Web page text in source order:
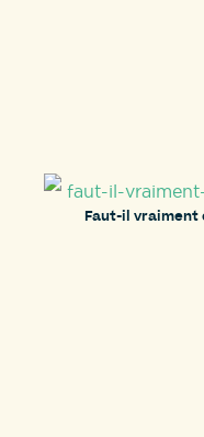
Faut-il vraiment